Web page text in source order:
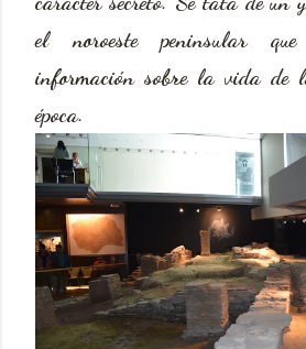
el noroeste peninsular
información sobre la vida de
época.